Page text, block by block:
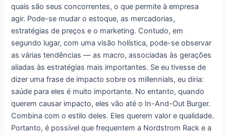
quais são seus concorrentes, o que permite à empresa
agir. Pode-se mudar o estoque, as mercadorias,
estratégias de preços e o marketing. Contudo, em
segundo lugar, com uma visão holística, pode-se observar
as várias tendências ― as macro, associadas às gerações
aliadas às estratégias mais importantes. Se eu tivesse de
dizer uma frase de impacto sobre os millennials, eu diria:
saúde para eles é muito importante. No entanto, quando
querem causar impacto, eles vão até o In-And-Out Burger.
Combina com o estilo deles. Eles querem valor e qualidade.
Portanto, é possível que frequentem a Nordstrom Rack e a